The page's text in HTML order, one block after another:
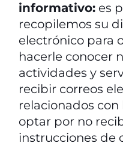
informativo: es
recopilemos su
electrónico para
hacerle conocer
actividades y
recibir correos
relacionados
optar por no
instrucciones de